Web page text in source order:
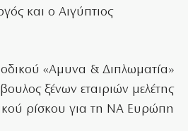
και ο Αιγύπτιος
«Αμυνα & Διπλωματία»
ξένων εταιριών μελέτης
ρίσκου για τη ΝΑ Ευρώπη